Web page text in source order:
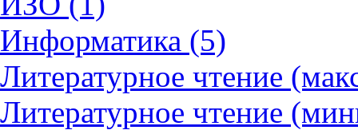
Информатика (5)
Литературное чтение
Литературное чтение